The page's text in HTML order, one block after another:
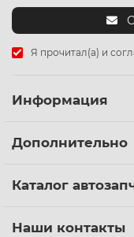
Я прочитал(а) и
Информация
Дополнительно
Каталог
Наши контакты